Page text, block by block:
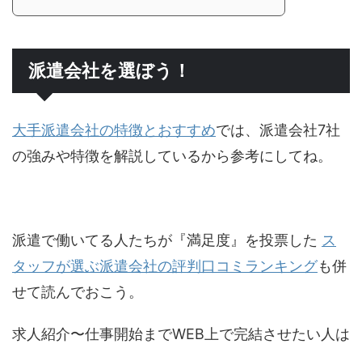
派遣会社を選ぼう！
大手派遣会社の特徴とおすすめでは、派遣会社7社
の強みや特徴を解説しているから参考にしてね。
派遣で働いてる人たちが『満足度』を投票した ス
タッフが選ぶ派遣会社の評判口コミランキングも併
せて読んでおこう。
求人紹介〜仕事開始までWEB上で完結させたい人は